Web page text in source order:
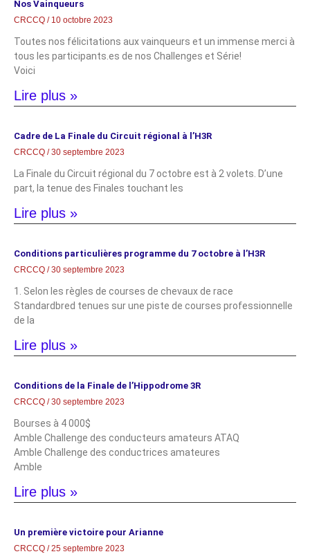
Nos Vainqueurs
CRCCQ 10 octobre 2023
Toutes nos félicitations aux vainqueurs et un immense merci à
tous les participants.es de nos Challenges et Série!
Voici
Lire plus »
Cadre de La Finale du Circuit régional à l’H3R
CRCCQ 30 septembre 2023
La Finale du Circuit régional du 7 octobre est à 2 volets. D’une
part, la tenue des Finales touchant les
Lire plus »
Conditions particulières programme du 7 octobre à l’H3R
CRCCQ 30 septembre 2023
1. Selon les règles de courses de chevaux de race
Standardbred tenues sur une piste de courses professionnelle
de la
Lire plus »
Conditions de la Finale de l’Hippodrome 3R
CRCCQ 30 septembre 2023
Bourses à 4 000$
Amble Challenge des conducteurs amateurs ATAQ
Amble Challenge des conductrices amateures
Amble
Lire plus »
Un première victoire pour Arianne
CRCCQ 25 septembre 2023